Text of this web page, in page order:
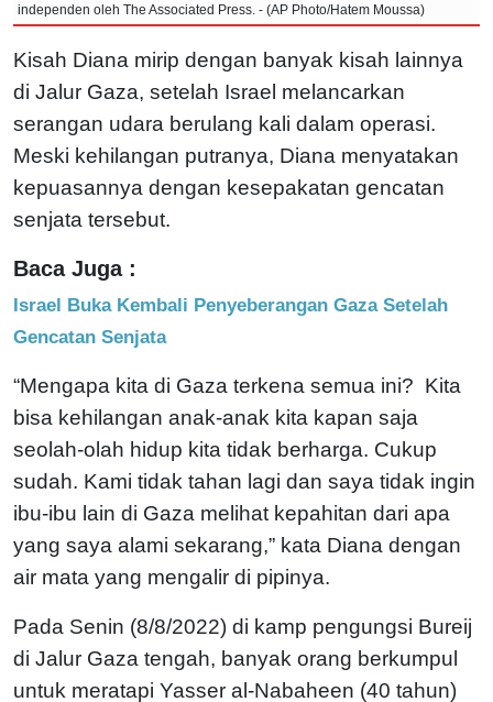
independen oleh The Associated Press. - (AP Photo/Hatem Moussa)
Kisah Diana mirip dengan banyak kisah lainnya
di Jalur Gaza, setelah Israel melancarkan
serangan udara berulang kali dalam operasi.
Meski kehilangan putranya, Diana menyatakan
kepuasannya dengan kesepakatan gencatan
senjata tersebut.
Baca Juga :
Israel Buka Kembali Penyeberangan Gaza Setelah
Gencatan Senjata
“Mengapa kita di Gaza terkena semua ini? Kita
bisa kehilangan anak-anak kita kapan saja
seolah-olah hidup kita tidak berharga. Cukup
sudah. Kami tidak tahan lagi dan saya tidak ingin
ibu-ibu lain di Gaza melihat kepahitan dari apa
yang saya alami sekarang,” kata Diana dengan
air mata yang mengalir di pipinya.
Pada Senin (8/8/2022) di kamp pengungsi Bureij
di Jalur Gaza tengah, banyak orang berkumpul
untuk meratapi Yasser al-Nabaheen (40 tahun)